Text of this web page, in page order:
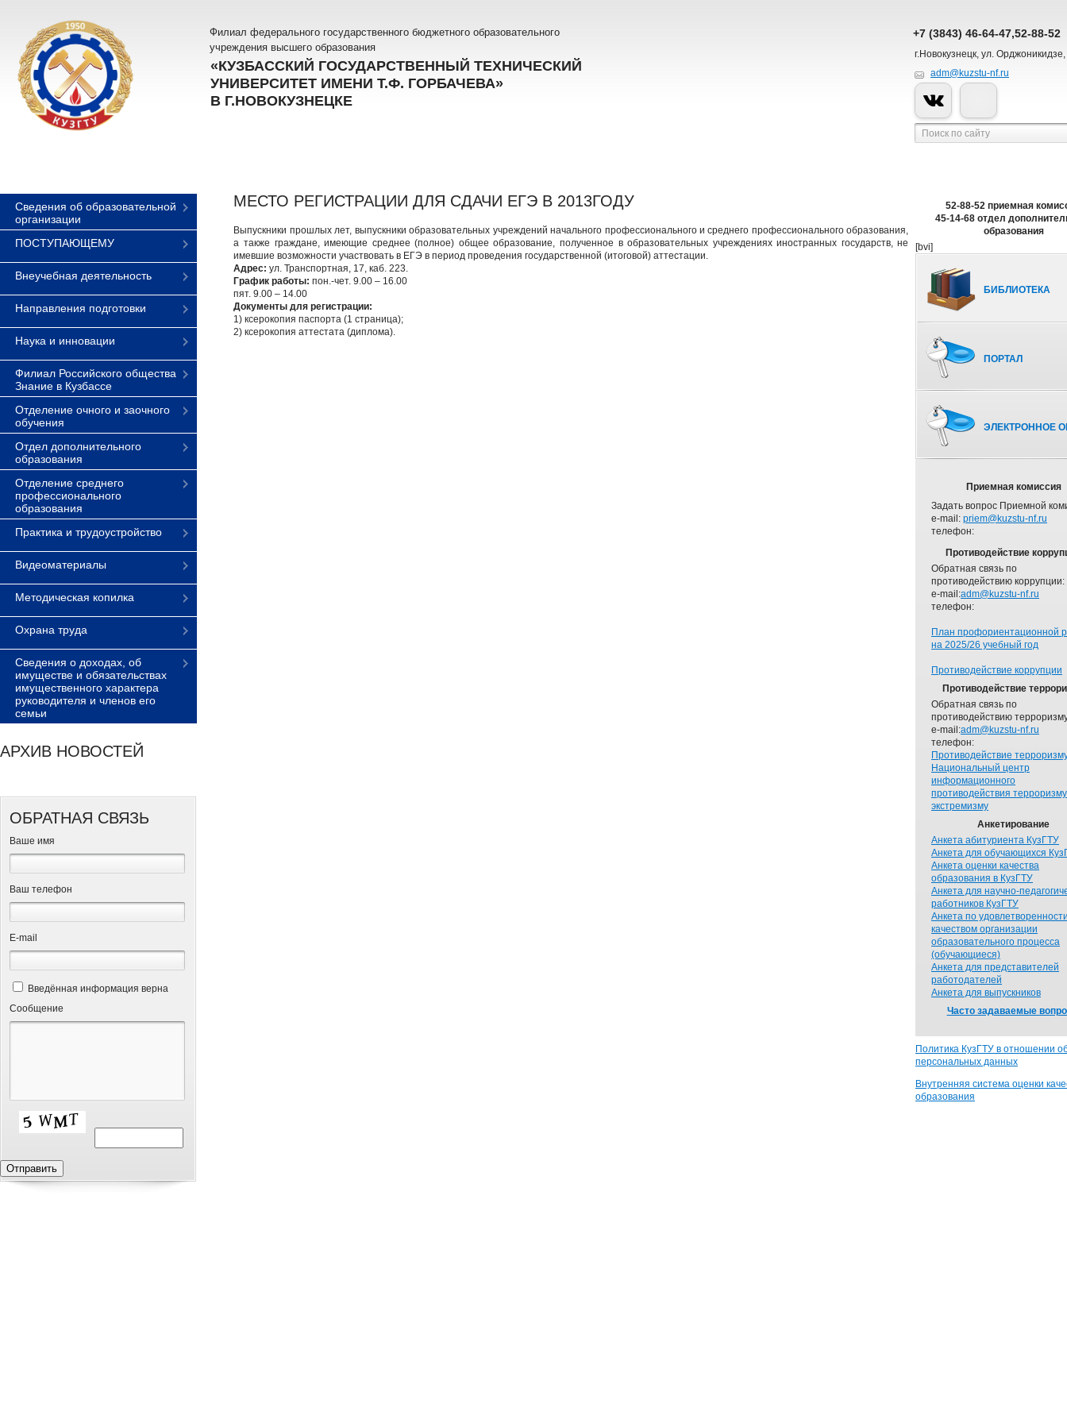
Филиал федерального государственного бюджетного образовательного
учреждения высшего образования
«КУЗБАССКИЙ ГОСУДАРСТВЕННЫЙ ТЕХНИЧЕСКИЙ
УНИВЕРСИТЕТ ИМЕНИ Т.Ф. ГОРБАЧЕВА»
В Г.НОВОКУЗНЕЦКЕ
+7 (3843) 46-64-47,52-88-52
г.Новокузнецк, ул.
adm@kuzstu-nf.ru
Сведения об образовательной
организации
ПОСТУПАЮЩЕМУ
Внеучебная деятельность
Направления подготовки
Наука и инновации
Филиал Российского общества
Знание в Кузбассе
Отделение очного и заочного
обучения
Отдел дополнительного
образования
Отделение среднего
профессионального
образования
Практика и трудоустройство
Видеоматериалы
Методическая копилка
Охрана труда
Сведения о доходах, об
имуществе и обязательствах
имущественного характера
руководителя и членов его
семьи
АРХИВ НОВОСТЕЙ
ОБРАТНАЯ СВЯЗЬ
Ваше имя
Ваш телефон
Е-mail
Введённая информация верна
Сообщение
МЕСТО РЕГИСТРАЦИИ ДЛЯ СДАЧИ ЕГЭ В 2013ГОДУ
Выпускники прошлых лет, выпускники образовательных учреждений начального профессионального и среднего профессионального образования,
а также граждане, имеющие среднее (полное) общее образование, полученное в образовательных учреждениях иностранных государств, не
имевшие возможности участвовать в ЕГЭ в период проведения государственной (итоговой) аттестации.
Адрес: ул. Транспортная, 17, каб. 223.
График работы: пон.-чет. 9.00 – 16.00
пят. 9.00 – 14.00
Документы для регистрации:
1) ксерокопия паспорта (1 страница);
2) ксерокопия аттестата (диплома).
52-88-52 приемная
45-14-68 отдел
образования
[bvi]
БИБЛИОТЕКА
ПОРТАЛ
ЭЛЕКТРОННОЕ
Приемная комиссия
Задать вопрос Приемной
e-mail: priem@kuzstu-nf.ru
телефон:
Противодействие
Обратная связь по
противодействию коррупции:
e-mail:adm@kuzstu-nf.ru
телефон:
План профориентационной
на 2025/26 учебный год
Противодействие коррупции
Противодействие
Обратная связь по
противодействию
e-mail:adm@kuzstu-nf.ru
телефон:
Противодействие
Национальный центр
информационного
противодействия
экстремизму
Анкетирование
Анкета абитуриента КузГТУ
Анкета для обучающихся
Анкета оценки качества
образования в КузГТУ
Анкета для научно-
работников КузГТУ
Анкета по
качеством организации
образовательного процесса
(обучающиеся)
Анкета для представителей
работодателей
Анкета для выпускников
Часто задаваемые
Политика КузГТУ в отношении
персональных данных
Внутренняя система оценки
образования